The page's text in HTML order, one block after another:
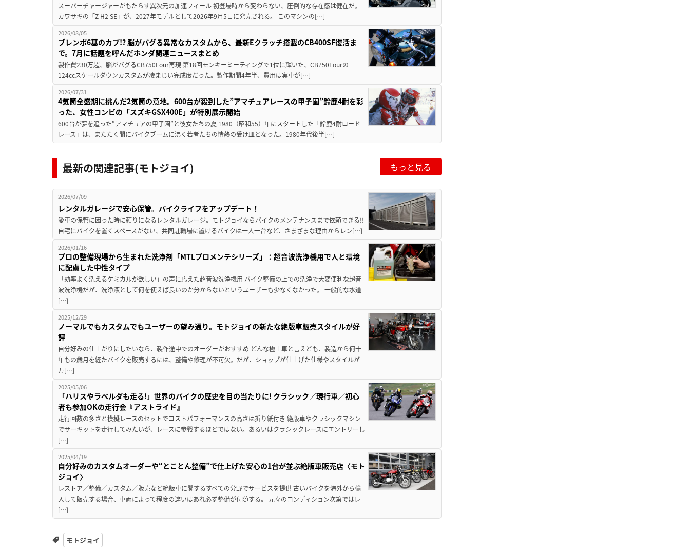
スーパーチャージャーがもたらす異次元の加速フィール 初登場時から変わらない、圧倒的な存在感は健在だ。
カワサキの「Z H2 SE」が、2027年モデルとして2026年9月5日に発売される。 このマシンの[…]
2026/08/05
ブレンボ6基のカブ!? 脳がバグる異常なカスタムから、最新Eクラッチ搭載のCB400SF復活ま
で。7月に話題を呼んだホンダ関連ニュースまとめ
製作費230万超、脳がバグるCB750Four再現 第18回モンキーミーティングで1位に輝いた、CB750Fourの
124ccスケールダウンカスタムが凄まじい完成度だった。製作期間4年半、費用は実車が[…]
2026/07/31
4気筒全盛期に挑んだ2気筒の意地。600台が殺到した”アマチュアレースの甲子園”鈴鹿4耐を彩
った、女性コンビの「スズキGSX400E」が特別展示開始
600台が夢を追った”アマチュアの甲子園”と彼女たちの夏 1980（昭和55）年にスタートした「鈴鹿4耐ロード
レース」は、またたく間にバイクブームに沸く若者たちの情熱の受け皿となった。1980年代後半[…]
最新の関連記事(モトジョイ) もっと見る
2026/07/09
レンタルガレージで安心保管。バイクライフをアップデート！
愛車の保管に困った時に頼りになるレンタルガレージ。モトジョイならバイクのメンテナンスまで依頼できる!!
自宅にバイクを置くスペースがない、共同駐輪場に置けるバイクは一人一台など、さまざまな理由からレン[…]
2026/01/16
プロの整備現場から生まれた洗浄剤「MTLプロメンテシリーズ」：超音波洗浄機用で人と環境
に配慮した中性タイプ
「効率よく洗えるケミカルが欲しい」の声に応えた超音波洗浄機用 バイク整備の上での洗浄で大変便利な超音
波洗浄機だが、洗浄液として何を使えば良いのか分からないというユーザーも少なくなかった。 一般的な水道
[…]
2025/12/29
ノーマルでもカスタムでもユーザーの望み通り。モトジョイの新たな絶版車販売スタイルが好
評
自分好みの仕上がりにしたいなら、製作途中でのオーダーがおすすめ どんな極上車と言えども、製造から何十
年もの歳月を経たバイクを販売するには、整備や修理が不可欠。だが、ショップが仕上げた仕様やスタイルが
万[…]
2025/05/06
「ハリスやラベルダも走る!」世界のバイクの歴史を目の当たりに! クラシック／現行車／初心
者も参加OKの走行会『アストライド』
走行回数の多さと模擬レースのセットでコストパフォーマンスの高さは折り紙付き 絶版車やクラシックマシン
でサーキットを走行してみたいが、レースに参戦するほどではない。あるいはクラシックレースにエントリーし
[…]
2025/04/19
自分好みのカスタムオーダーや“とことん整備”で仕上げた安心の1台が並ぶ絶版車販売店〈モト
ジョイ〉
レストア／整備／カスタム／販売など絶版車に関するすべての分野でサービスを提供 古いバイクを海外から輸
入して販売する場合、車両によって程度の違いはあれ必ず整備が付随する。 元々のコンディション次第ではレ
[…]
モトジョイ